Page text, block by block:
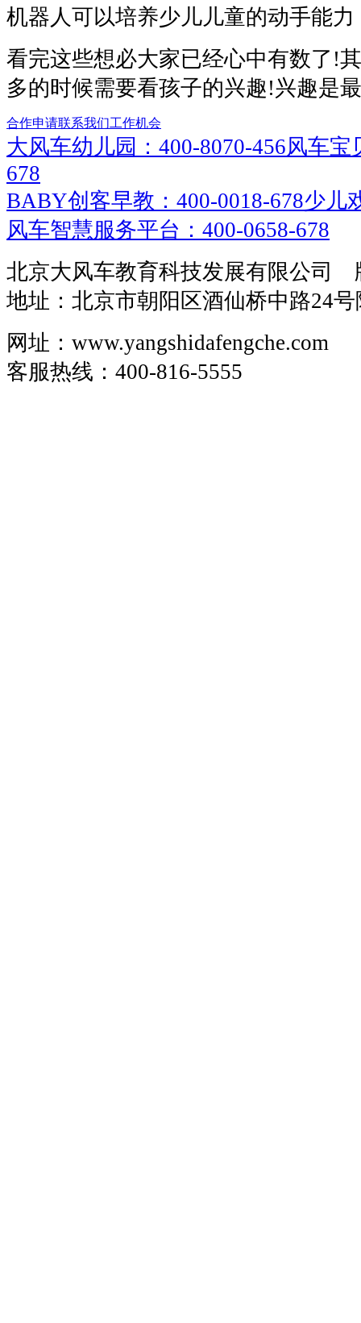
机器人可以培养少儿儿童的动手能
看完这些想必大家已经心中有数了!
多的时候需要看孩子的兴趣!兴趣是
合作申请联系我们工作机会
大风车幼儿园：400-8070-456风车宝
678
BABY创客早教：400-0018-678少儿
风车智慧服务平台：400-0658-678
北京大风车教育科技发展有限公司
地址：北京市朝阳区酒仙桥中路24
网址：www.yangshidafengche.com
客服热线：400-816-5555